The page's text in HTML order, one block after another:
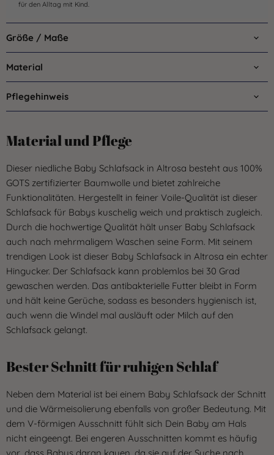
für den Alltag mit Kind.
Größe / Maße
Material
Pflegehinweis
Material und Pflege
Dieser niedliche Baby Schlafsack in Altrosa besteht aus 100%
GOTS zertifizierter Baumwolle und bietet zahlreiche
Funktionalitäten. Hergestellt in feiner Voile-Qualität ist dieser
Schlafsack für Babys kuschelig weich und praktisch zugleich.
Durch die hochwertige Qualität hält unser Baby Schlafsack
auch nach mehrmaligem Waschen seine Form. Mit seinem
trendigen Look ist dieser Baby Schlafsack in Altrosa ein echter
Hingucker. Der Schlafsack kann problemlos bei 30 Grad
gewaschen werden. Das antibakterielle Futter bleibt in Form
und hält keine Gerüche, sodass es besonders hygienisch ist,
auch wenn die Windel mal ausläuft oder Milch auf den
Schlafsack gelangt.
Bester Schnitt für ruhigen Schlaf
Neben dem Material ist bei einem Baby Schlafsack der Schnitt
und die Wärmeisolierung ebenfalls von großer Bedeutung. Mit
dem V-förmigen Ausschnitt fühlt sich Dein Baby am Hals
nicht eingeengt. Bei engeren Ausschnitten kommt es häufig